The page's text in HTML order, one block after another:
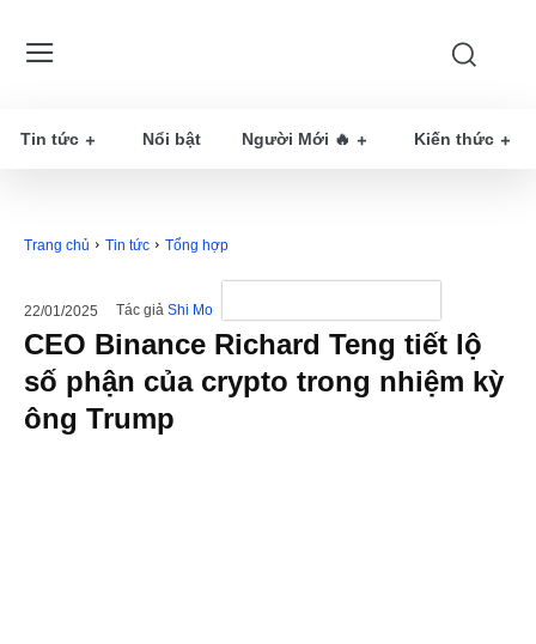
Tin tức Nổi bật Người Mới 🔥 Kiến thức
Trang chủ Tin tức Tổng hợp
22/01/2025 Tác giả Shi Mo
CEO Binance Richard Teng tiết lộ
số phận của crypto trong nhiệm kỳ
ông Trump